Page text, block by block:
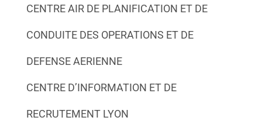
CENTRE AIR DE PLANIFICATION ET DE
CONDUITE DES OPERATIONS ET DE
DEFENSE AERIENNE
CENTRE D’INFORMATION ET DE
RECRUTEMENT LYON